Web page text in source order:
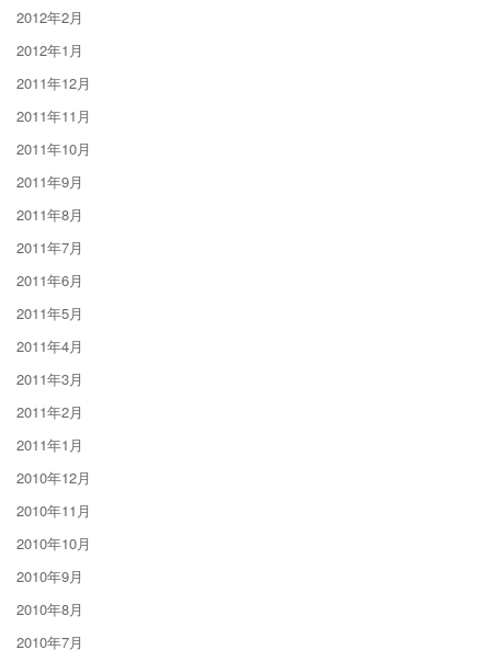
2012年2月
2012年1月
2011年12月
2011年11月
2011年10月
2011年9月
2011年8月
2011年7月
2011年6月
2011年5月
2011年4月
2011年3月
2011年2月
2011年1月
2010年12月
2010年11月
2010年10月
2010年9月
2010年8月
2010年7月